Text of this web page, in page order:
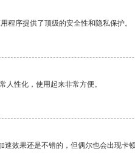
程序提供了顶级的安全性和隐私保护。
人性化，使用起来非常方便。
速效果还是不错的，但偶尔也会出现卡